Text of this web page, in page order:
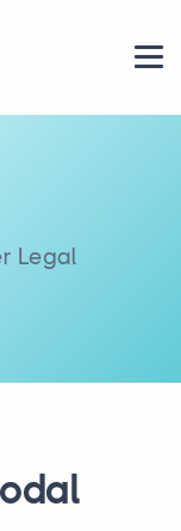
Legal